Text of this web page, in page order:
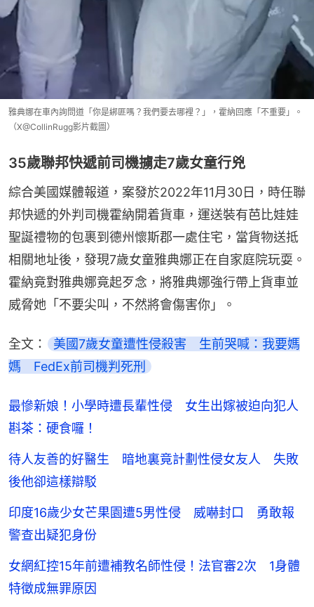
雅典娜在車內詢問道「你是綁匪嗎？我們要去哪裡？」，霍納回應「不重要」。
（X@CollinRugg影片截圖）
35歲聯邦快遞前司機擄走7歲女童行兇
綜合美國媒體報道，案發於2022年11月30日，時任聯
邦快遞的外判司機霍納開着貨車，運送裝有芭比娃娃
聖誕禮物的包裹到德州懷斯郡一處住宅，當貨物送抵
相關地址後，發現7歲女童雅典娜正在自家庭院玩耍。
霍納竟對雅典娜竟起歹念，將雅典娜強行帶上貨車並
威脅她「不要尖叫，不然將會傷害你」。
全文：
美國7歲女童遭性侵殺害　生前哭喊：我要媽
媽　FedEx前司機判死刑
最慘新娘！小學時遭長輩性侵 女生出嫁被迫向犯人
斟茶：硬食囉！
待人友善的好醫生 暗地裏竟計劃性侵女友人 失敗
後他卻這樣辯駁
印度16歲少女芒果園遭5男性侵 威嚇封口 勇敢報
警查出疑犯身份
女網紅控15年前遭補教名師性侵！法官審2次 1身體
特徵成無罪原因